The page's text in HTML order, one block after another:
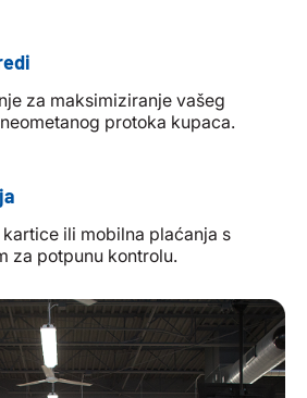
za maksimiziranje vašeg
protoka kupaca.
ili mobilna plaćanja s
za potpunu kontrolu.